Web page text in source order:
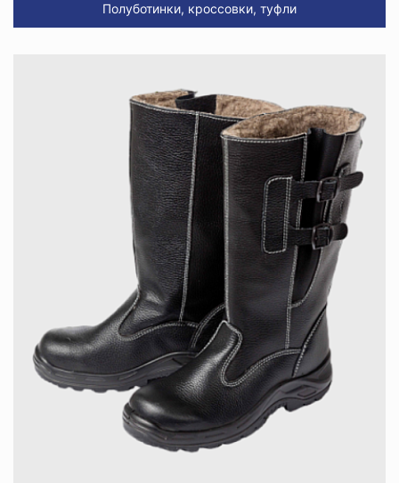
Полуботинки, кроссовки, туфли